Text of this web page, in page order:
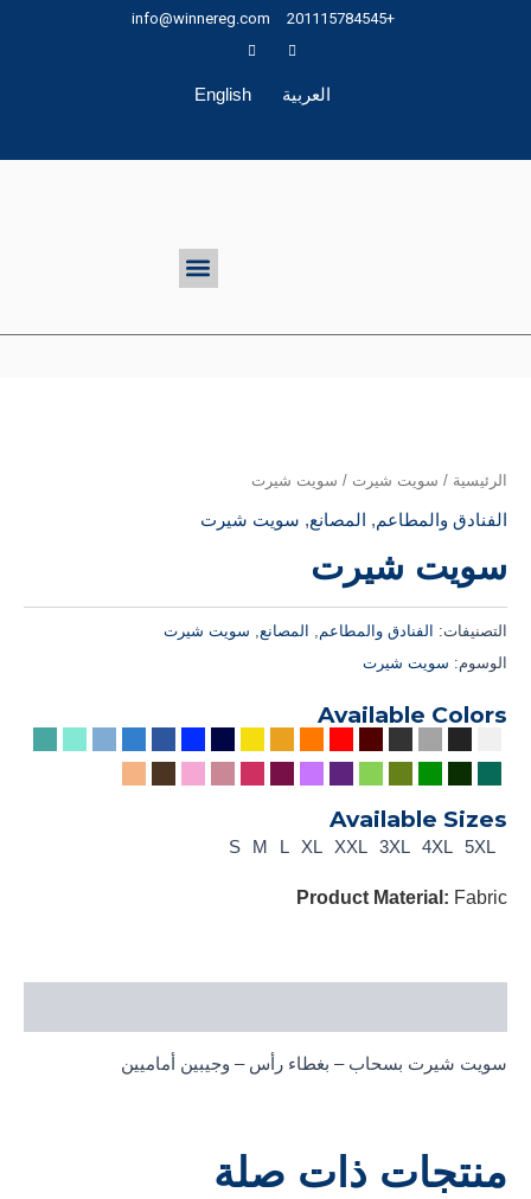
+201115784545
info@winnereg.com
العربية English
Menu
الرئيسية / سويت شيرت / سويت شيرت
الفنادق والمطاعم, المصانع, سويت شيرت
سويت شيرت
التصنيفات: الفنادق والمطاعم, المصانع, سويت شيرت
الوسوم: سويت شيرت
Available Colors
Available Sizes
S M L XL XXL 3XL 4XL 5XL
Product Material: Fabric
سويت شيرت بسحاب – بغطاء رأس – وجيبين أماميين
منتجات ذات صلة